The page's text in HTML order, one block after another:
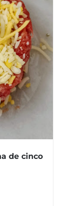
de cinco